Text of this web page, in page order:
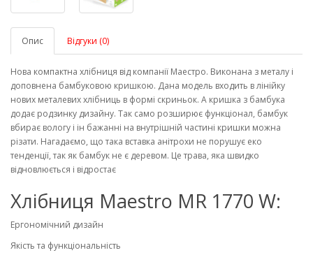
Опис Відгуки (0)
Нова компактна хлібниця від компанії Маестро. Виконана з металу і
доповнена бамбуковою кришкою. Дана модель входить в лінійку
нових металевих хлібниць в формі скриньок. А кришка з бамбука
додає родзинку дизайну. Так само розширює функціонал, бамбук
вбирає вологу і ін бажанні на внутрішній частині кришки можна
різати. Нагадаємо, що така вставка анітрохи не порушує еко
тенденції, так як бамбук не є деревом. Це трава, яка швидко
відновлюється і відростає
Хлібниця Maestro MR 1770 W:
Ергономічний дизайн
Якість та функціональність